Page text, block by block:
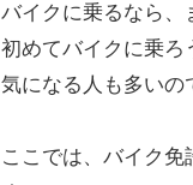
バイクに乗るなら、
初めてバイクに乗ろ
気になる人も多いの
ここでは、バイク